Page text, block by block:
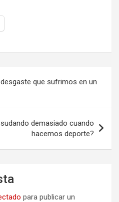
que sufrimos en un
demasiado cuando
hacemos deporte?
para publicar un